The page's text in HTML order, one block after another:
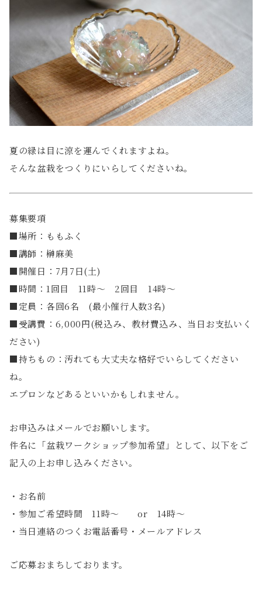
夏の緑は目に涼を運んでくれますよね。
そんな盆栽をつくりにいらしてくださいね。
募集要項
■場所：ももふく
■講師：榊麻美
■開催日：7月7日(土)
■時間：1回目 11時〜 2回目 14時〜
■定員：各回6名 (最小催行人数3名)
■受講費：6,000円(税込み、教材費込み、当日お支払いく
ださい)
■持ちもの：汚れても大丈夫な格好でいらしてください
ね。
エプロンなどあるといいかもしれません。
お申込みはメールでお願いします。
件名に「盆栽ワークショップ参加希望」として、以下をご
記入の上お申し込みください。
・お名前
・参加ご希望時間 11時〜 or 14時〜
・当日連絡のつくお電話番号・メールアドレス
ご応募おまちしております。